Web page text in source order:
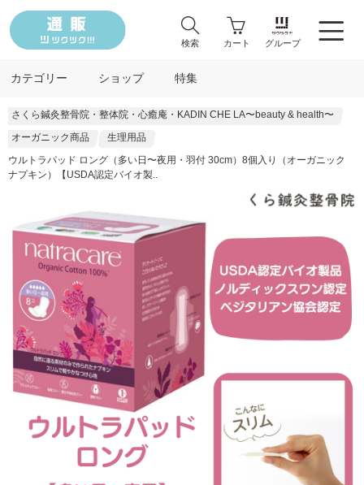
検索 カート グループ
カテゴリー ショップ 特集
さくら鍼灸整骨院・整体院・心癒庵・KADIN CHE LA〜beauty & health〜
オーガニック商品
生理用品
ウルトラパッド ロング（多い日〜夜用・羽付 30cm）8個入り（オーガニック
ナプキン）【USDA認定バイオ製..